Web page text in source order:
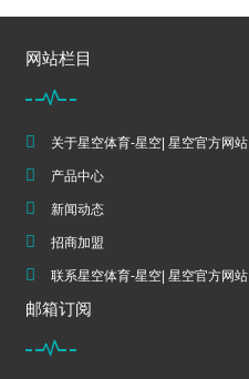
网站栏目
关于星空体育-星空| 星空官方网站
产品中心
新闻动态
招商加盟
联系星空体育-星空| 星空官方网站
邮箱订阅